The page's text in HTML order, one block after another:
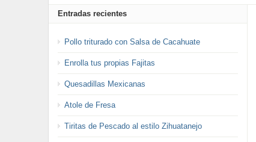
Entradas recientes
Pollo triturado con Salsa de Cacahuate
Enrolla tus propias Fajitas
Quesadillas Mexicanas
Atole de Fresa
Tiritas de Pescado al estilo Zihuatanejo